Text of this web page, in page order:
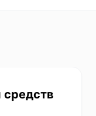
средств